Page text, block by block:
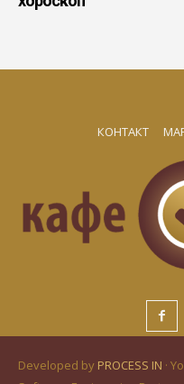
КОНТАКТ
Developed by PROCESS IN ·